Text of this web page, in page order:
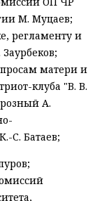
М. Муцаев;
регламенту и
матери и
клуба "В. В.
А.
С. Батаев;